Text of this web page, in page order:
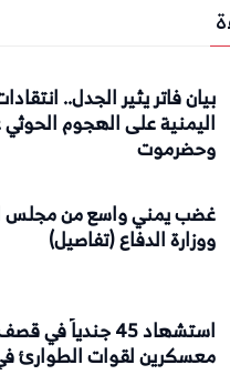
بيان فاتر يثير الجدل..
اليمنية على الهجوم
وحضرموت
غضب يمني واسع من مجلس
ووزارة الدفاع (تفاصيل)
استشهاد 45
معسكرين لقوات الطوارئ